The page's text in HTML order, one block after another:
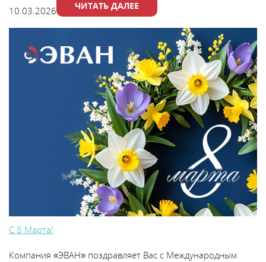
10.03.2026 ЧИТАТЬ ДАЛЕЕ
С 8 Марта!
Компания «ЭВАН» поздравляет Вас с Международным